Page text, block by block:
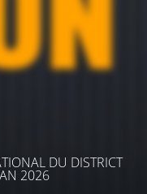
DU DISTRICT
2026